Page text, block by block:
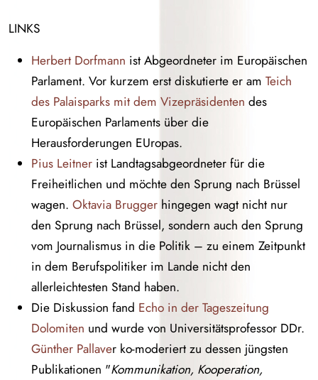
LINKS
Herbert Dorfmann ist Abgeordneter im Europäischen
Parlament. Vor kurzem erst diskutierte er am Teich
des Palaisparks mit dem Vizepräsidenten des
Europäischen Parlaments über die
Herausforderungen EUropas.
Pius Leitner ist Landtagsabgeordneter für die
Freiheitlichen und möchte den Sprung nach Brüssel
wagen. Oktavia Brugger hingegen wagt nicht nur
den Sprung nach Brüssel, sondern auch den Sprung
vom Journalismus in die Politik – zu einem Zeitpunkt
in dem Berufspolitiker im Lande nicht den
allerleichtesten Stand haben.
Die Diskussion fand Echo in der Tageszeitung
Dolomiten und wurde von Universitätsprofessor DDr.
Günther Pallaver ko-moderiert zu dessen jüngsten
Publikationen "Kommunikation, Kooperation,